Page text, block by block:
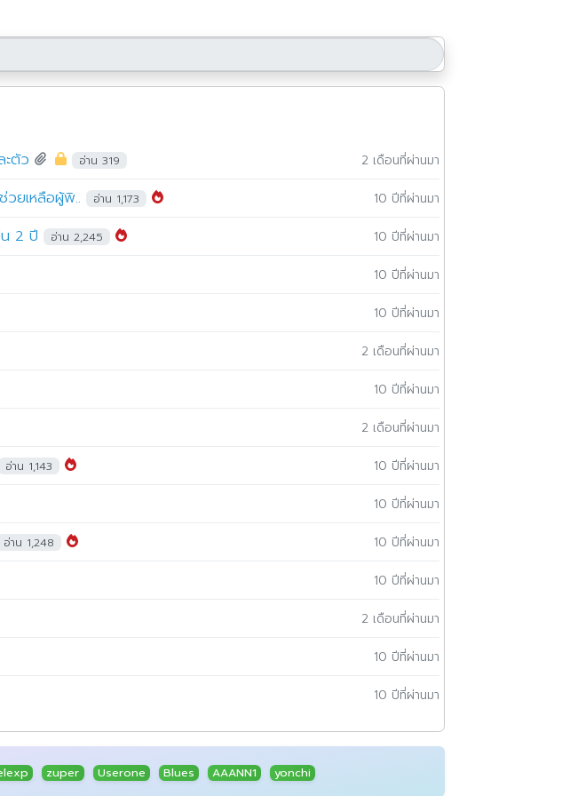
ตัว อ่าน 319 2 เดือนที่ผ่านมา
วยเหลือผู้พิ.. อ่าน 1,173 10 ปีที่ผ่านมา
2 ปี อ่าน 2,245 10 ปีที่ผ่านมา
10 ปีที่ผ่านมา
10 ปีที่ผ่านมา
2 เดือนที่ผ่านมา
10 ปีที่ผ่านมา
2 เดือนที่ผ่านมา
อ่าน 1,143 10 ปีที่ผ่านมา
10 ปีที่ผ่านมา
อ่าน 1,248 10 ปีที่ผ่านมา
10 ปีที่ผ่านมา
2 เดือนที่ผ่านมา
10 ปีที่ผ่านมา
10 ปีที่ผ่านมา
zuper Userone Blues AAANN1 yonchi